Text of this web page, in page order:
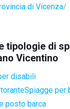
di Vicenza
tipologie di
Vicentino
disabili
Spiagge per
posto barca